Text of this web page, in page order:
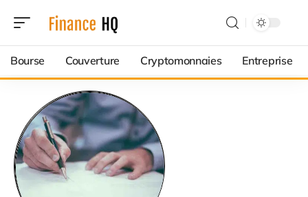
Bourse Couverture Cryptomonnaies Entreprise